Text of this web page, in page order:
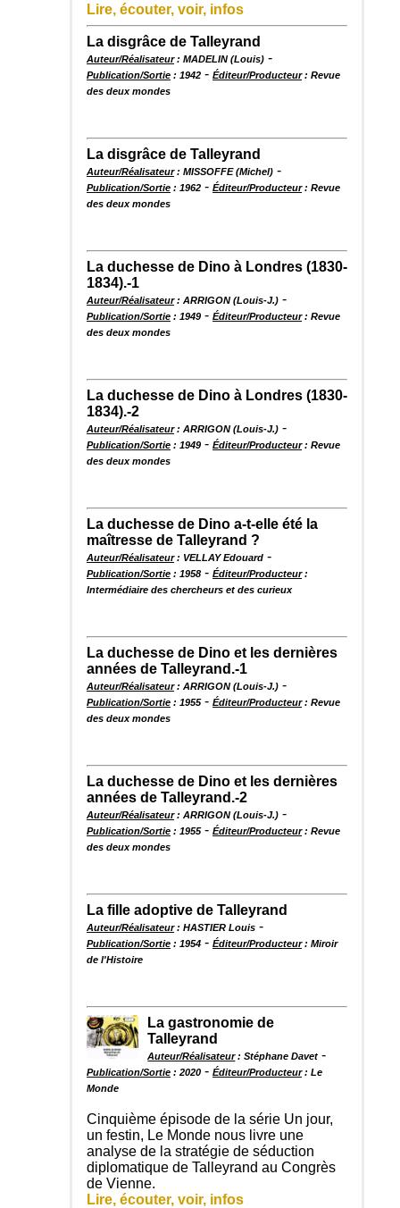
Lire, écouter, voir, infos
La disgrâce de Talleyrand
Auteur/Réalisateur: MADELIN (Louis) -
Publication/Sortie : 1942 - Éditeur/Producteur: Revue
des deux mondes
La disgrâce de Talleyrand
Auteur/Réalisateur: MISSOFFE (Michel) -
Publication/Sortie : 1962 - Éditeur/Producteur: Revue
des deux mondes
La duchesse de Dino à Londres (1830-
1834).-1
Auteur/Réalisateur: ARRIGON (Louis-J.) -
Publication/Sortie : 1949 - Éditeur/Producteur: Revue
des deux mondes
La duchesse de Dino à Londres (1830-
1834).-2
Auteur/Réalisateur: ARRIGON (Louis-J.) -
Publication/Sortie : 1949 - Éditeur/Producteur: Revue
des deux mondes
La duchesse de Dino a-t-elle été la
maîtresse de Talleyrand ?
Auteur/Réalisateur: VELLAY Edouard -
Publication/Sortie : 1958 - Éditeur/Producteur:
Intermédiaire des chercheurs et des curieux
La duchesse de Dino et les dernières
années de Talleyrand.-1
Auteur/Réalisateur: ARRIGON (Louis-J.) -
Publication/Sortie : 1955- Éditeur/Producteur: Revue
des deux mondes
La duchesse de Dino et les dernières
années de Talleyrand.-2
Auteur/Réalisateur: ARRIGON (Louis-J.) -
Publication/Sortie : 1955- Éditeur/Producteur: Revue
des deux mondes
La fille adoptive de Talleyrand
Auteur/Réalisateur: HASTIER Louis -
Publication/Sortie : 1954 - Éditeur/Producteur: Miroir
de l'Histoire
La gastronomie de
Talleyrand
Auteur/Réalisateur: Stéphane Davet -
Publication/Sortie : 2020 - Éditeur/Producteur: Le
Monde
Cinquième épisode de la série Un jour,
un festin, Le Monde nous livre une
analyse de la stratégie de séduction
diplomatique de Talleyrand au Congrès
de Vienne.
Lire, écouter, voir, infos